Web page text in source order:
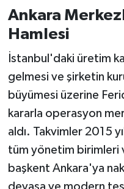
Ankara
Hamlesi
İstanbul'daki üretim
gelmesi ve şirketin
büyümesi üzerine
kararla operasyon
aldı. Takvimler 2015
tüm yönetim birimleri
başkent Ankara'ya
devasa ve modern